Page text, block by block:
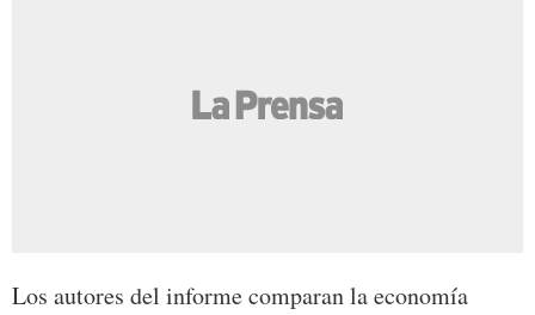
Los autores del informe comparan la economía